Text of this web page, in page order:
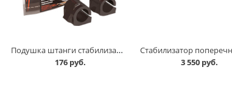
Подушка штанги стабилизатора Largus, X-Ray, к-т=2шт, СЭВИ Эксперт в Кургане
176 руб. 3 550 руб.